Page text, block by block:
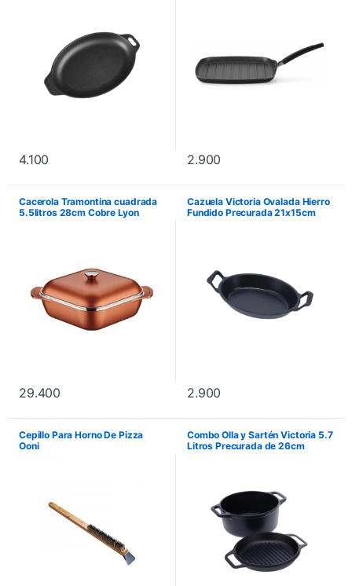
4.100 2.900
Cacerola Tramontina cuadrada
5.5litros 28cm Cobre Lyon
29.400
Cazuela Victoria Ovalada Hierro
Fundido Precurada 21x15cm
2.900
Cepillo Para Horno De Pizza
Ooni
Combo Olla y Sartén Victoria 5.7
Litros Precurada de 26cm